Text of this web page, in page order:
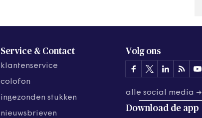
Service & Contact
klantenservice
colofon
ingezonden stukken
nieuwsbrieven
Volg ons
alle social media →
Download de app